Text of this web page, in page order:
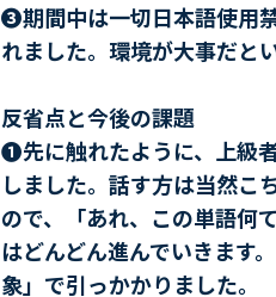
❸期間中は一切日本語使用
れました。環境が大事だと
反省点と今後の課題
❶先に触れたように、上級
しました。話す方は当然こ
ので、「あれ、この単語何
はどんどん進んでいきます
象」で引っかかりました。